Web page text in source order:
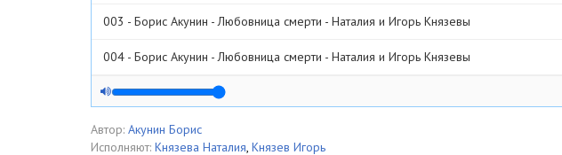
003 - Борис Акунин - Любовница смерти - Наталия и Игорь Князевы
004 - Борис Акунин - Любовница смерти - Наталия и Игорь Князевы
005 - Борис Акунин - Любовница смерти - Наталия и Игорь Князевы
006 - Борис Акунин - Любовница смерти - Наталия и Игорь Князевы
Автор: Акунин Борис
Исполняют: Князева Наталия, Князев Игорь